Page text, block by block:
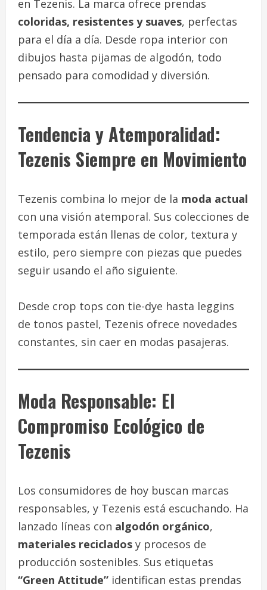
en Tezenis. La marca ofrece prendas
coloridas, resistentes y suaves, perfectas
para el día a día. Desde ropa interior con
dibujos hasta pijamas de algodón, todo
pensado para comodidad y diversión.
Tendencia y Atemporalidad:
Tezenis Siempre en Movimiento
Tezenis combina lo mejor de la moda actual
con una visión atemporal. Sus colecciones de
temporada están llenas de color, textura y
estilo, pero siempre con piezas que puedes
seguir usando el año siguiente.
Desde crop tops con tie-dye hasta leggins
de tonos pastel, Tezenis ofrece novedades
constantes, sin caer en modas pasajeras.
Moda Responsable: El
Compromiso Ecológico de
Tezenis
Los consumidores de hoy buscan marcas
responsables, y Tezenis está escuchando. Ha
lanzado líneas con algodón orgánico,
materiales reciclados y procesos de
producción sostenibles. Sus etiquetas
“Green Attitude” identifican estas prendas